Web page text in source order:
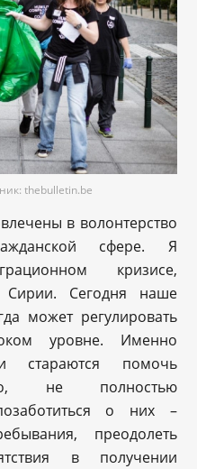
thebulletin.be
в волонтерство
сфере. Я
кризисе,
Сегодня наше
может регулировать
уровне. Именно
стараются помочь
не полностью
о них –
преодолеть
в получении